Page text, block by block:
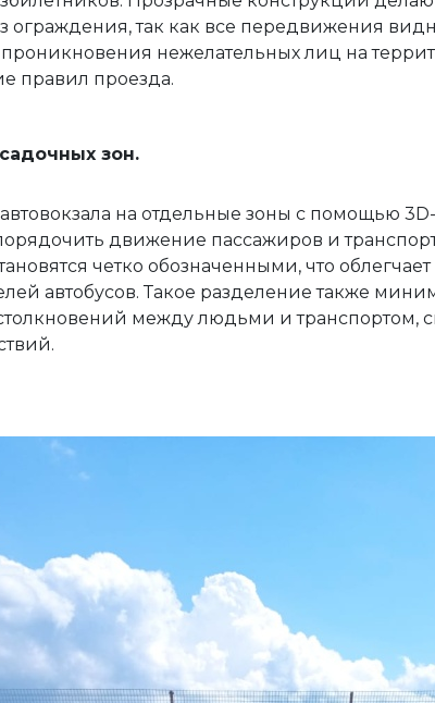
ограждения, так как все передвижения
проникновения нежелательных лиц на
правил проезда.
зон.
на отдельные зоны с помощью
движение пассажиров и
четко обозначенными, что
автобусов. Такое разделение также
между людьми и транспортом,